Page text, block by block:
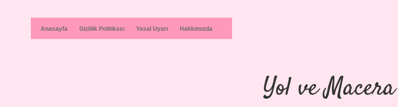
Anasayfa Gizlilik Politikası Yasal Uyarı Hakkımızda
Yol ve Macera